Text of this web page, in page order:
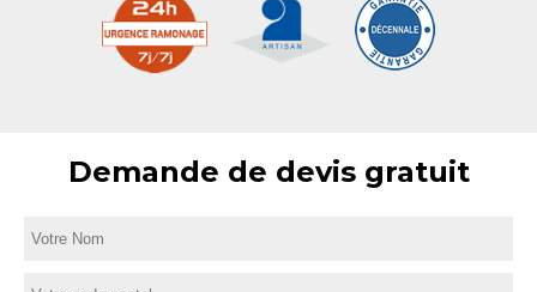
Demande de devis gratuit